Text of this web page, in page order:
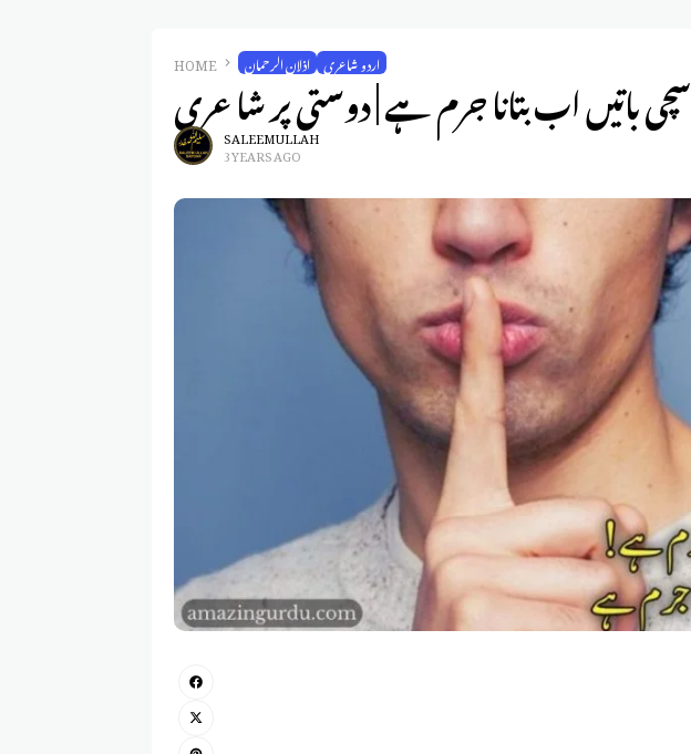
HOME اذلان الرحمان اردو شاعری
سچی باتیں اب بتانا جرم ہے | دوستی پر شاعری
SALEEM ULLAH
3 YEARS AGO